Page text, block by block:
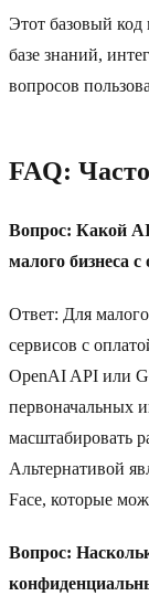
Этот базовый
базе знаний,
вопросов
FAQ:
Вопрос: Какой
малого бизнеса
Ответ: Для
сервисов с
OpenAI API или
первоначальных
масштабировать
Альтернативой
Face, которые
Вопрос: